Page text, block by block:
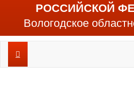
РОССИЙСКОЙ
Вологодское